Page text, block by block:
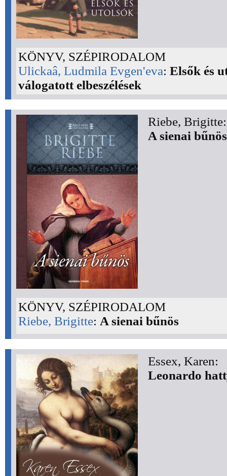
KÖNYV, SZÉPIRODALOM
Ulickaâ, Ludmila Evgen'eva: Elsők és
válogatott elbeszélések
Riebe, Brigitte:
A sienai bűnös
KÖNYV, SZÉPIRODALOM
Riebe, Brigitte: A sienai bűnös
Essex, Karen:
Leonardo